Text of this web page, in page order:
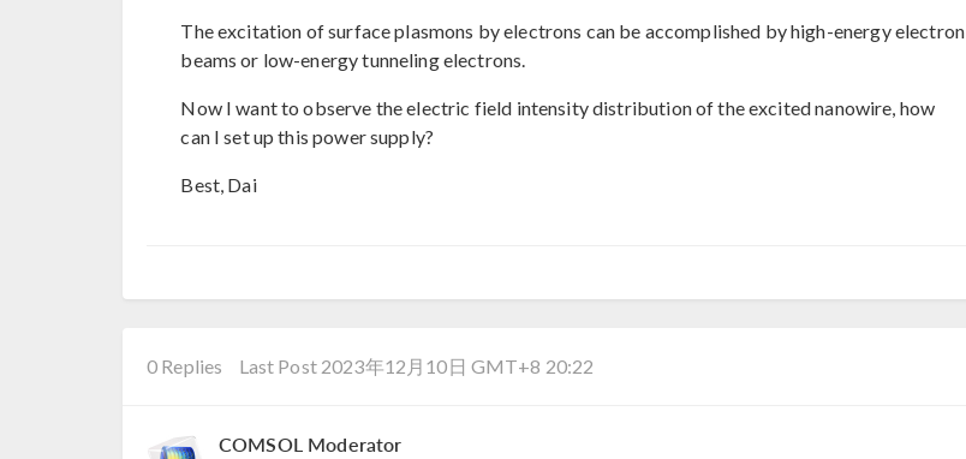
The excitation of surface plasmons by electrons can be accomplished by high-energy electron
beams or low-energy tunneling electrons.
Now I want to observe the electric field intensity distribution of the excited nanowire, how
can I set up this power supply?
Best, Dai
0 Replies Last Post 2023年12月10日 GMT+8 20:22
COMSOL Moderator